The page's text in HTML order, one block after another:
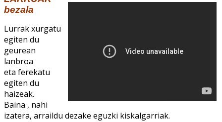
bezala
Lurrak xurgatu
egiten du
geurean
lanbroa
eta ferekatu
egiten du
haizeak.
Baina , nahi
izatera, arraildu dezake eguzki kiskalgarriak.